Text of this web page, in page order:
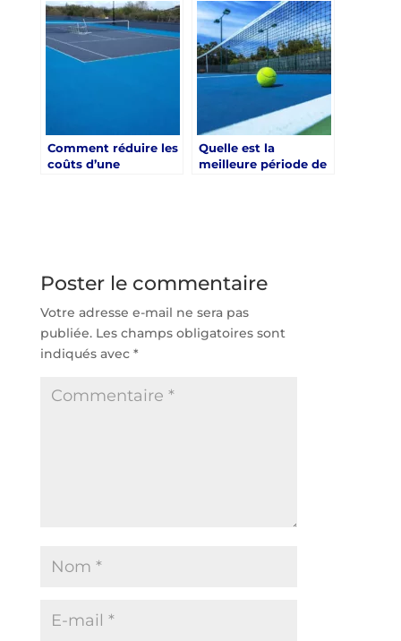
rénovation d’un
court de tennis à
Hyères ?
accessibles lors d’une
rénovation d’un
court de tennis à
Hyères ?
Comment réduire les
coûts d’une
Quelle est la
meilleure période de
Poster le commentaire
Votre adresse e-mail ne sera pas
publiée. Les champs obligatoires sont
indiqués avec *